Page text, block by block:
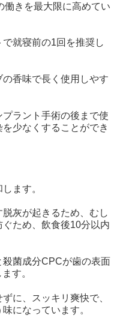
働きを最大限に高めてい
就寝前の1回を推奨し
香味で長く使用しやす
ラント手術の後まで使
少なくすることができ
ます。
灰が起きるため、むし
ため、飲食後10分以内
菌成分CPCが歯の表面
す。
に、スッキリ爽快で、
になっています。